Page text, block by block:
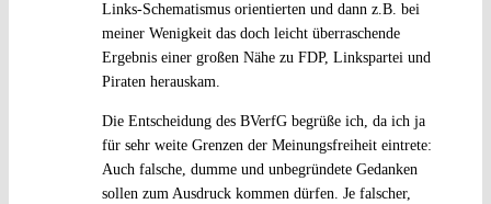
Links-Schematismus orientierten und dann z.B. bei
meiner Wenigkeit das doch leicht überraschende
Ergebnis einer großen Nähe zu FDP, Linkspartei und
Piraten herauskam.
Die Entscheidung des BVerfG begrüße ich, da ich ja
für sehr weite Grenzen der Meinungsfreiheit eintrete:
Auch falsche, dumme und unbegründete Gedanken
sollen zum Ausdruck kommen dürfen. Je falscher,